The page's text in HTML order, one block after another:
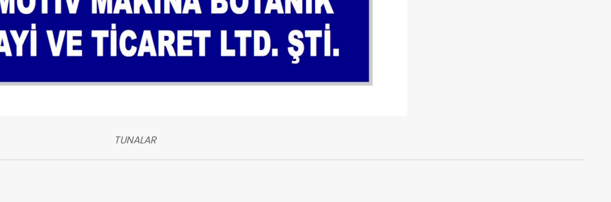
TUNALAR